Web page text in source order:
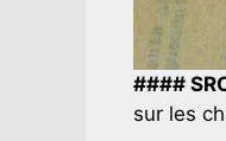
####
sur les